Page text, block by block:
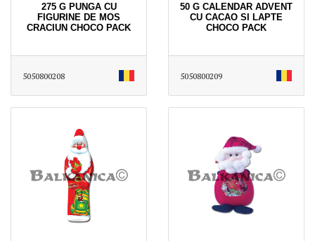
275 G PUNGA CU
FIGURINE DE MOS
CRACIUN CHOCO PACK
5050800208
50 G CALENDAR ADVENT
CU CACAO SI LAPTE
CHOCO PACK
5050800209